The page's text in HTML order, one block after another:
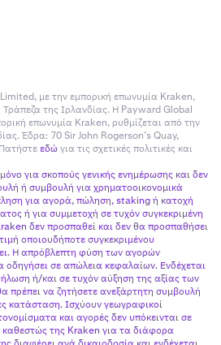
με την εμπορική επωνυμία Kraken,
Τράπεζα της Ιρλανδίας. Η Payward Global
επωνυμία Kraken, ρυθμίζεται από την
Έδρα: 70 Sir John Rogerson’s Quay,
εδώγια τις σχετικές πολιτικές και
για σκοπούς γενικής ενημέρωσης και δεν
ή συμβουλή για χρηματοοικονομικά
για αγορά, πώληση, staking ή κατοχή
ή για συμμετοχή σε τυχόν συγκεκριμένη
δεν προσπαθεί και δεν θα προσπαθήσει
οποιουδήποτε συγκεκριμένου
Η απρόβλεπτη φύση των αγορών
οδηγήσει σε απώλεια κεφαλαίων. Ενδέχεται
ή/και σε τυχόν αύξηση της αξίας των
πρέπει να ζητήσετε ανεξάρτητη συμβουλή
κατάσταση. Ισχύουν γεωγραφικοί
και αγορές δεν υπόκεινται σε
καθεστώς της Kraken για τα διάφορα